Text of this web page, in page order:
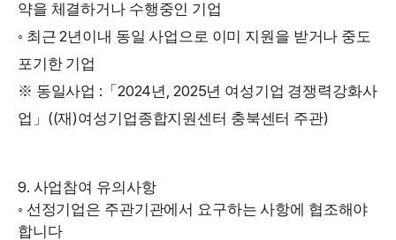
약을 체결하거나 수행중인 기업
◦ 최근2년이내 동일 사업으로 이미 지원을 받거나 중도
포기한 기업
※ 동일사업 : 「 2024년, 2025년 여성기업 경쟁력강화사
업 」 ((재)여성기업종합지원센터 충북센터 주관)
9. 사업참여 유의사항
◦ 선정기업은 주관기관에서 요구하는 사항에 협조해야
합니다